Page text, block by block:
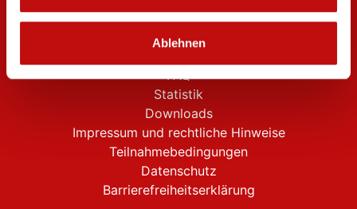
Ablehnen
RADschlag
FAQ
Statistik
Downloads
Impressum und rechtliche Hinweise
Teilnahmebedingungen
Datenschutz
Barrierefreiheitserklärung